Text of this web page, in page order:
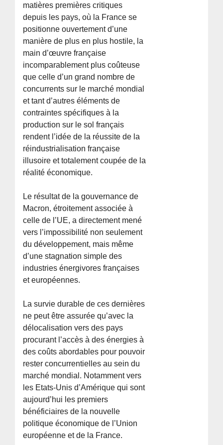
matières premières critiques
depuis les pays, où la France se
positionne ouvertement d’une
manière de plus en plus hostile, la
main d’œuvre française
incomparablement plus coûteuse
que celle d’un grand nombre de
concurrents sur le marché mondial
et tant d’autres éléments de
contraintes spécifiques à la
production sur le sol français
rendent l’idée de la réussite de la
réindustrialisation française
illusoire et totalement coupée de la
réalité économique.
Le résultat de la gouvernance de
Macron, étroitement associée à
celle de l’UE, a directement mené
vers l’impossibilité non seulement
du développement, mais même
d’une stagnation simple des
industries énergivores françaises
et européennes.
La survie durable de ces dernières
ne peut être assurée qu’avec la
délocalisation vers des pays
procurant l’accès à des énergies à
des coûts abordables pour pouvoir
rester concurrentielles au sein du
marché mondial. Notamment vers
les Etats-Unis d’Amérique qui sont
aujourd’hui les premiers
bénéficiaires de la nouvelle
politique économique de l’Union
européenne et de la France.